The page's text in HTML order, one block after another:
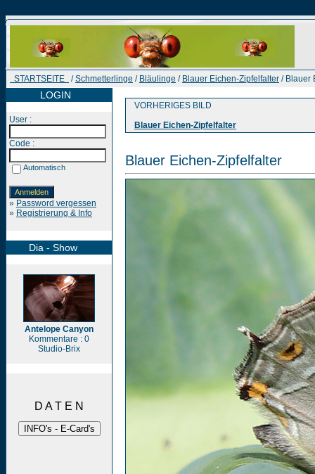
STARTSEITE /Schmetterlinge / Bläulinge / Blauer Eichen-Zipfelfalter / Blauer
LOGIN
User :
Code :
Automatisch
» Password vergessen
» Registrierung & Info
Dia - Show
Antelope Canyon
Kommentare : 0
Studio-Brix
D A T E N
VORHERIGES BILD
Blauer Eichen-Zipfelfalter
Blauer Eichen-Zipfelfalter